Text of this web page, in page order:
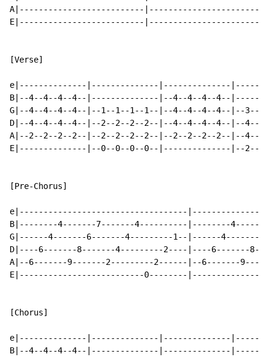
A|--------------------------
E|--------------------------
[Verse]
e|--------------|--------------|--------------
B|--4--4--4--4--|--------------|--4--4--4--4--
G|--4--4--4--4--|--1--1--1--1--|--4--4--4--4--|--3--
D|--4--4--4--4--|--2--2--2--2--|--4--4--4--4--|--4--
A|--2--2--2--2--|--2--2--2--2--|--2--2--2--2--|--4--
E|--------------|--0--0--0--0--|--------------|--2--
[Pre-Chorus]
e|-----------------------------------
B|--------4-------7-------4----------|--------
G|------4-------6-------4---------1--|------4-------
D|----6-------8-------4---------2----|----6-------
A|--6-------9-------2---------2------|--6-------
E|--------------------------0--------
[Chorus]
e|--------------|--------------|--------------
B|--4--4--4--4--|--------------|--------------